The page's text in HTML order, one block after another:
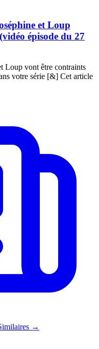
et Loup
épisode du 27
Loup vont être contraints
votre série [&] Cet article
→